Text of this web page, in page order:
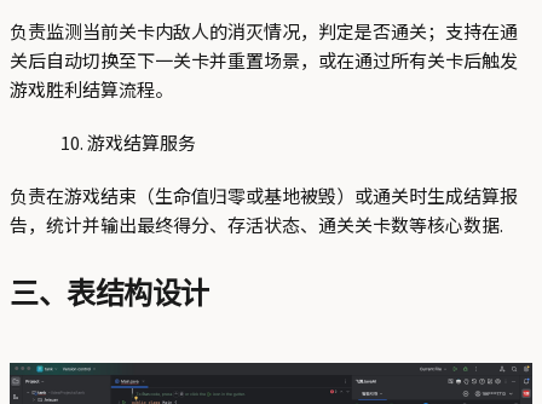
负责监测当前关卡内敌人的消灭情况，判定是否通关；支持在通
关后自动切换至下一关卡并重置场景，或在通过所有关卡后触发
游戏胜利结算流程。
游戏结算服务
负责在游戏结束（生命值归零或基地被毁）或通关时生成结算报
告，统计并输出最终得分、存活状态、通关关卡数等核心数据.
三、表结构设计